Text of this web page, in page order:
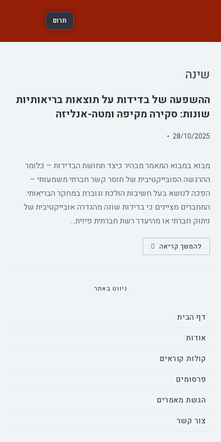
תרום
שינה
ההשפעה של בדידות על תוצאות בריאותיות
שונות: סקירה מקיפה ומטה-אנליזה
פורסם:
28/10/2025
מבוא במבוא המאמר מבהיר כיצד תחושת הבדידות – כלומר
ההרגשה הסובייקטיבית של חוסר קשר חברתי משמעותי –
הפכה לנושא בעל חשיבות הולכת וגוברת במחקר הבריאותי.
המחברים מציינים כי בדידות שונה מהגדרה אובייקטיבית של
ניתוק חברתי או מהיעדר רשת חברתית פיזית…
להמשך קריאהההשפעה
של
ניווט באתר
דף הבית
אודות
קולות קוראים
פרסומים
הגשת מאמרים
צור קשר